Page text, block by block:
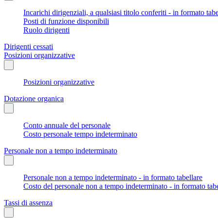
Incarichi dirigenziali, a qualsiasi titolo conferiti - in formato
Posti di funzione disponibili
Ruolo dirigenti
Dirigenti cessati
Posizioni organizzative
Posizioni organizzative
Dotazione organica
Conto annuale del personale
Costo personale tempo indeterminato
Personale non a tempo indeterminato
Personale non a tempo indeterminato - in formato tabellare
Costo del personale non a tempo indeterminato - in formato
Tassi di assenza